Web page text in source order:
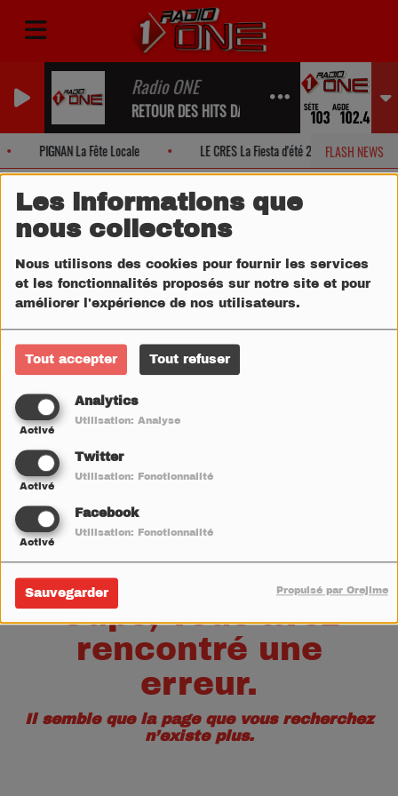
Les informations que
nous collectons
Nous utilisons des cookies pour fournir les services
et les fonctionnalités proposés sur notre site et pour
améliorer l'expérience de nos utilisateurs.
Tout accepter Tout refuser
Analytics
Activé
Utilisation: Analyse
Twitter
Activé
Utilisation: Fonctionnalité
Facebook
Activé
Utilisation: Fonctionnalité
Sauvegarder Propulsé par Orejime
Radio ONE
RETOUR DES HITS DANS UN INSTANT...
FLASH NEWS
PIGNAN La Fête Locale LE CRES La Fiesta d'été 2026!
Oups, vous avez
rencontré une
erreur.
Il semble que la page que vous recherchez
n’existe plus.